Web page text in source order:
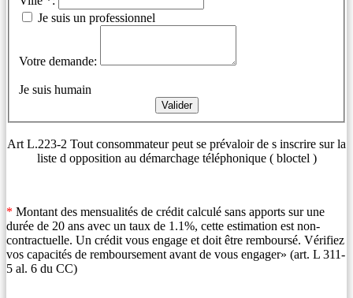
Je suis un professionnel
Votre demande:
Je suis humain
Art L.223-2 Tout consommateur peut se prévaloir de s inscrire sur la
liste d opposition au démarchage téléphonique ( bloctel )
* Montant des mensualités de crédit calculé sans apports sur une
durée de 20 ans avec un taux de 1.1%, cette estimation est non-
contractuelle. Un crédit vous engage et doit être remboursé. Vérifiez
vos capacités de remboursement avant de vous engager» (art. L 311-
5 al. 6 du CC)